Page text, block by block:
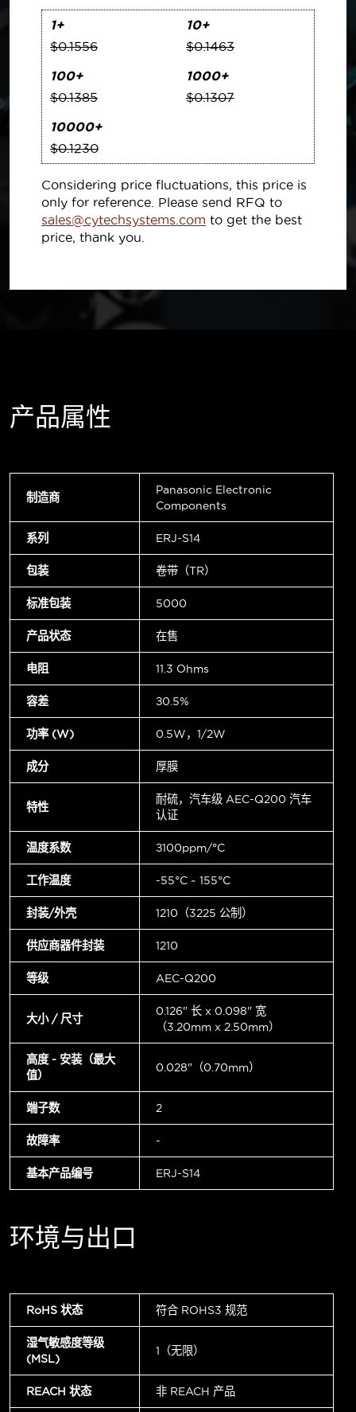
1+
$0.1556
10+
$0.1463
100+
$0.1385
1000+
$0.1307
10000+
$0.1230
Considering price fluctuations, this price is
only for reference. Please send RFQ to
sales@cytechsystems.com to get the best
price, thank you.
产品属性
制造商
Panasonic Electronic
Components
系列 ERJ-S14
包装 卷带（TR）
标准包装 5000
产品状态 在售
电阻 11.3 Ohms
容差 ±0.5%
功率 (W) 0.5W，1/2W
成分 厚膜
特性
耐硫，汽车级 AEC-Q200 汽车
认证
温度系数 ±100ppm/°C
工作温度 -55°C ~ 155°C
封装/外壳 1210（3225 公制）
供应商器件封装 1210
等级 AEC-Q200
大小 / 尺寸
0.126" 长 x 0.098" 宽
（3.20mm x 2.50mm）
高度 - 安装（最大
值）
0.028"（0.70mm）
端子数 2
故障率 -
基本产品编号 ERJ-S14
环境与出口
RoHS 状态 符合 ROHS3 规范
湿气敏感度等级
(MSL)
1（无限）
REACH 状态 非 REACH 产品